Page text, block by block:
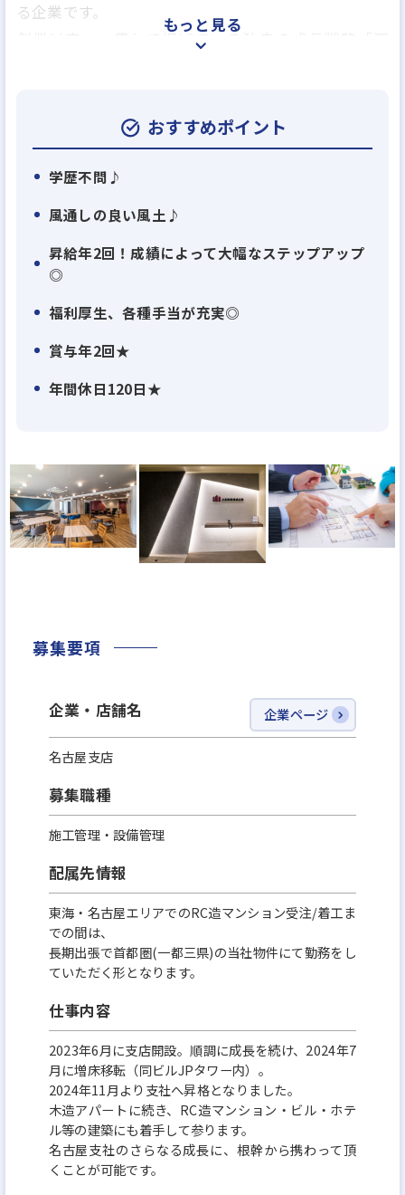
る企業です。
創業以来、一貫して掲げている独自の成長戦略「潤
を最適に循環させ、
新たな価値を業界内に生み出してきました。
管理、売却サポート までを一貫して行う「垂直統合
型ビジネスモデル」です。
不動産業と建設業のハイブリッドを実現すること
で、効率性と生産性を高次元で両立させ、透明性の
また、自社開発による一棟物の新築・中古アパート
やマンションを幅広く揃え、
お客様一人ひとりの人生に寄り添い、本音に耳を傾
ける「圧倒的顧客ファースト」の精神は、大和財託
の原点であり成長の原動力です。
いています。
その結果、創業以来増収増益、創業12年(2025年時
2029年には1,000億円超を目指しています。
資産運用をより多くの方々に開かれたものとし、こ
＼ホワイト企業認定 最高ランク 『プラチナ』取得！
「家族に入社を勧めたい次世代に残していきたい企
2025年7月1日(火)に、最高ランク『プラチナ』ラン
クを2年連続で取得しました！
認定基準項目のうち、人材育成/働きがい、柔軟な働
き方、健康経営、労働法順守 の4項目では満点を
ビジネスモデル/生産性、リスクマネジメント の2項
目では高い点数を取得しており
もっと見る
おすすめポイント
学歴不問♪
風通しの良い風土♪
昇給年2回！成績によって大幅なステップアップ
◎
福利厚生、各種手当が充実◎
賞与年2回★
年間休日120日★
募集要項
企業・店舗名 企業ページ
名古屋支店
募集職種
施工管理・設備管理
配属先情報
東海・名古屋エリアでのRC造マンション受注/着工ま
での間は、
長期出張で首都圏(一都三県)の当社物件にて勤務をし
ていただく形となります。
仕事内容
2023年6月に支店開設。順調に成長を続け、2024年7
月に増床移転（同ビルJPタワー内）。
2024年11月より支社へ昇格となりました。
木造アパートに続き、RC造マンション・ビル・ホテ
ル等の建築にも着手して参ります。
名古屋支社のさらなる成長に、根幹から携わって頂
くことが可能です。